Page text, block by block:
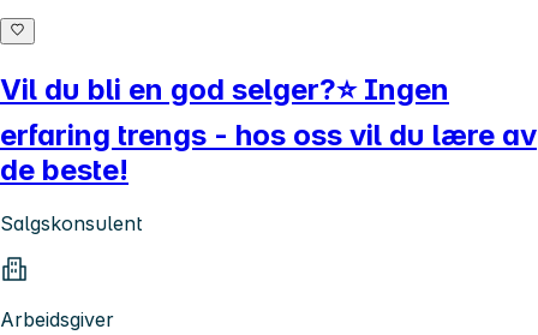
Vil du bli en god selger?⭐ Ingen
erfaring trengs - hos oss vil du lære av
de beste!
Salgskonsulent
Arbeidsgiver